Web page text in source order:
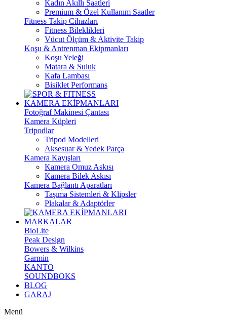
Kadın Akıllı Saatleri
Premium & Özel Kullanım Saatler
Fitness Takip Cihazları
Fitness Bileklikleri
Vücut Ölçüm & Aktivite Takip
Koşu & Antrenman Ekipmanları
Koşu Yeleği
Matara & Suluk
Kafa Lambası
Bisiklet Performans
KAMERA EKİPMANLARI
Fotoğraf Makinesi Çantası
Kamera Küpleri
Tripodlar
Tripod Modelleri
Aksesuar & Yedek Parça
Kamera Kayışları
Kamera Omuz Askısı
Kamera Bilek Askısı
Kamera Bağlantı Aparatları
Taşıma Sistemleri & Klipsler
Plakalar & Adaptörler
MARKALAR
BioLite
Peak Design
Bowers & Wilkins
Garmin
KANTO
SOUNDBOKS
BLOG
GARAJ
Menü